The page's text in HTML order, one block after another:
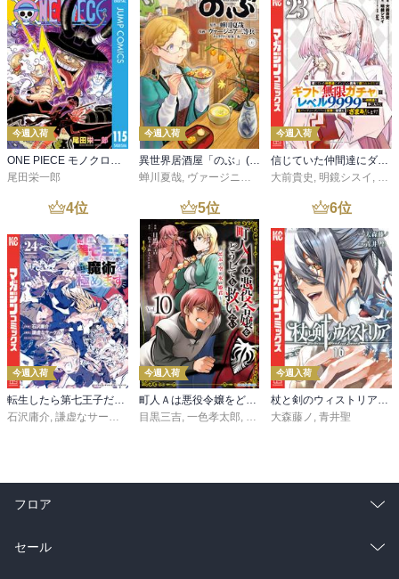
今週入荷
ONE PIECE モノクロ版 115
尾田栄一郎
今週入荷
異世界居酒屋「のぶ」(22)
蝉川夏哉, ヴァージニア二等兵 ,転
今週入荷
信じていた仲間達にダンジョン奥地で殺されかけたがギフト『無限ガチャ』でレベル９９９９の仲間達を手に入れて元パーティーメンバーと世界に復讐＆『ざまぁ！』します！（２３）
大前貴史 , 明鏡シスイ , ｔ
4位
今週入荷
転生したら第七王子だったので、気ままに魔術を極めます（２４）
石沢庸介, 謙虚なサークル メル。
5位
今週入荷
町人Ａは悪役令嬢をどうしても救いたい ～どぶと空と氷の姫君～１０【電子書店共通特典イラスト付】
目黒三吉, 一色孝太郎, Parum
6位
今週入荷
杖と剣のウィストリア（１６）
大森藤ノ , 青井聖
フロア
総合
セール